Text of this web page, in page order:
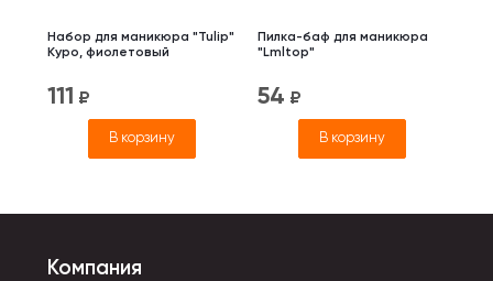
Набор для маникюра "Tulip"
Куро, фиолетовый
111 ₽
В корзину
Пилка-баф для маникюра
"Lmltop"
54 ₽
В корзину
Компания